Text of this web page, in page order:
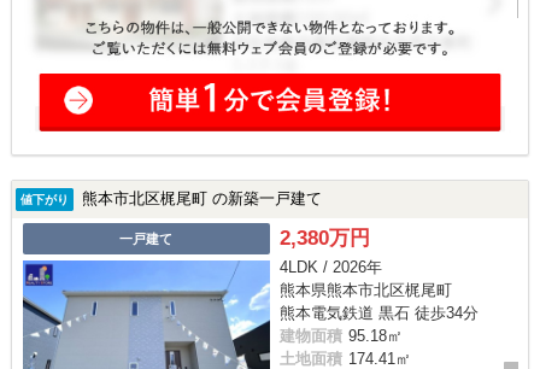
値下がり 熊本市北区梶尾町 の新築一戸建て
一戸建て 2,380万円
4LDK / 2026年
熊本県熊本市北区梶尾町
熊本電気鉄道 黒石 徒歩34分
建物面積 95.18㎡
土地面積 174.41㎡